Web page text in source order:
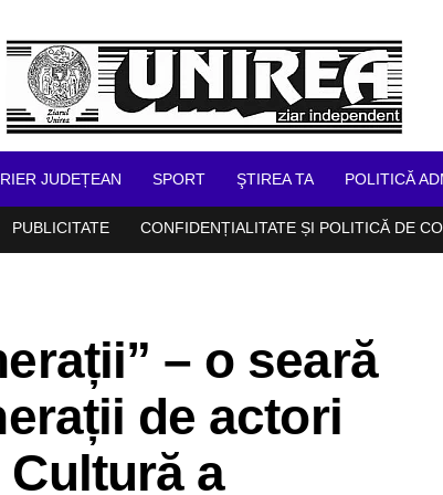
JUDEȚEAN SPORT ŞTIREA TA POLITICĂ
PUBLICITATE CONFIDENȚIALITATE ȘI POLITICĂ DE
– o seară
de actori
a